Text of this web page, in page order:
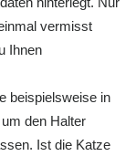
vermisst
Ihnen
beispielsweise in
den Halter
Ist die Katze